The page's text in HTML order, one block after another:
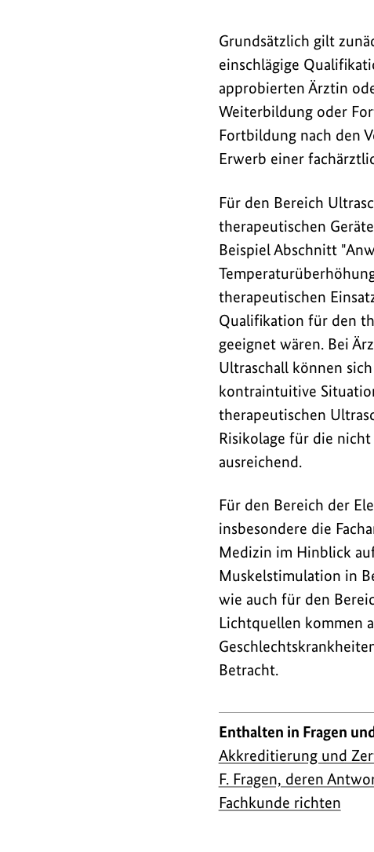
Grundsätzlich gilt
einschlägige
approbierten Ärztin
Weiterbildung oder
Fortbildung nach den
Erwerb einer
Für den Bereich
therapeutischen
Beispiel Abschnitt
therapeutischen
Qualifikation für den
geeignet wären. Bei
Ultraschall können
kontraintuitive
therapeutischen
Risikolage für die
ausreichend.
Für den Bereich der
insbesondere die
Medizin im Hinblick
Muskelstimulation in
wie auch für den
Lichtquellen kommen
Betracht.
Enthalten in Fragen
Akkreditierung und
F. Fragen, deren
Fachkunde richten